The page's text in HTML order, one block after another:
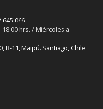
645 066
hrs. / Miércoles a
B-11, Maipú. Santiago, Chile